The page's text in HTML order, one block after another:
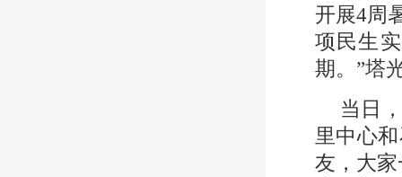
开展4周
项民生
期。”塔
当日
里中心
友，大